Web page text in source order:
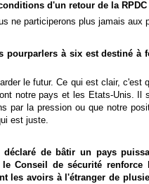
d'un retour de la
ne participerons plus jamais aux
pourparlers à six est destiné à
le futur. Ce qui est clair, c'est
notre pays et les Etats-Unis. Il
par la pression ou que notre
est juste.
de bâtir un pays
Conseil de sécurité renforce
les avoirs à l'étranger de